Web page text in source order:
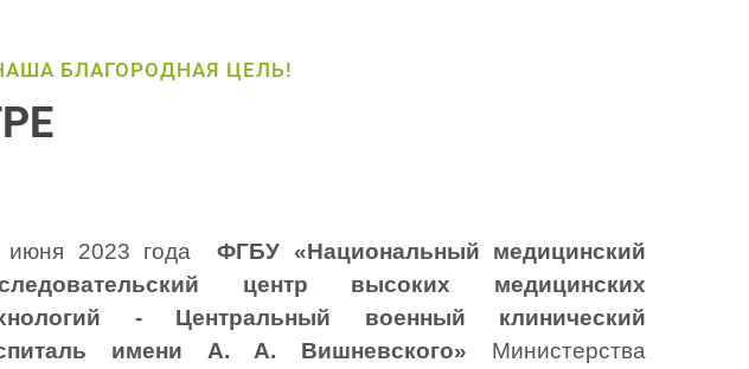
БЛАГОРОДНАЯ ЦЕЛЬ!
июня 2023 года ФГБУ «Национальный медицинский
центр высоких медицинских
- Центральный военный клинический
имени А. А. Вишневского» Министерства